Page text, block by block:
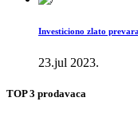
Investiciono zlato
23.jul 2023.
TOP 3 prodavaca